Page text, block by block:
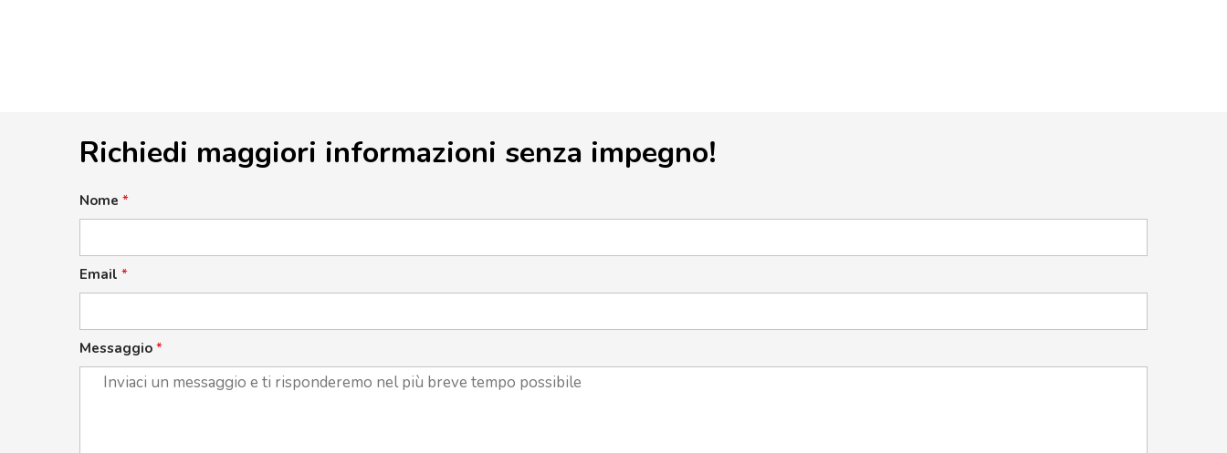
Richiedi maggiori informazioni senza impegno!
Nome *
Email *
Messaggio *